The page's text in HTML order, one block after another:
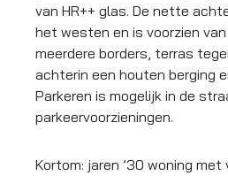
van HR++ glas. De nette
het westen en is voorzien
meerdere borders, terras
achterin een houten berging
Parkeren is mogelijk in de
parkeervoorzieningen.
Kortom: jaren ’30 woning